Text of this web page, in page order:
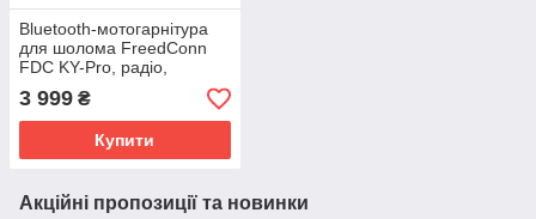
Bluetooth-мотогарнітура
для шолома FreedConn
FDC KY-Pro, радіо,
інтерком 2000 м
3 999 ₴
Купити
Акційні пропозиції та новинки